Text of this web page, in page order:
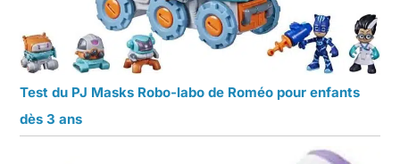
Test du PJ Masks Robo-labo de Roméo pour enfants
dès 3 ans